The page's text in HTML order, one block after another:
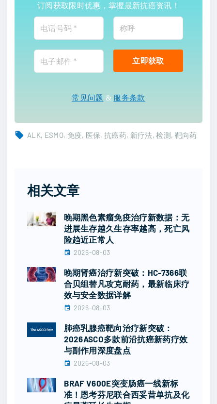
订阅获取限时优惠，掌握最新抗癌资讯！
常见问题 & 服务条款
ALK ESMO 免疫 医保 抗癌药 新疗法 检测 靶向药
相关文章
晚期黑色素瘤免疫治疗新数据：无
进展生存越久生存率越高，死亡风
险趋近正常人
2026-08-03
晚期肾癌治疗新突破：HC-7366联
合贝组替凡攻克耐药，最新临床疗
效与安全数据详解
2026-08-03
肺癌乳腺癌靶向治疗新突破：
2026ASCO多款前沿抗癌新药疗效
与副作用深度盘点
2026-08-03
BRAF V600E突变肠癌一线新标
准！恩考芬尼联合西妥昔单抗及化